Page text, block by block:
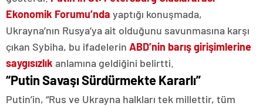
Ekonomik Forumu’nda yaptığı konuşmada,
Ukrayna’nın Rusya’ya ait olduğunu savunmasına karşı
çıkan Sybiha, bu ifadelerin ABD’nin barış girişimlerine
saygısızlık anlamına geldiğini belirtti.
“Putin Savaşı Sürdürmekte Kararlı”
Putin’in, “Rus ve Ukrayna halkları tek millettir, tüm